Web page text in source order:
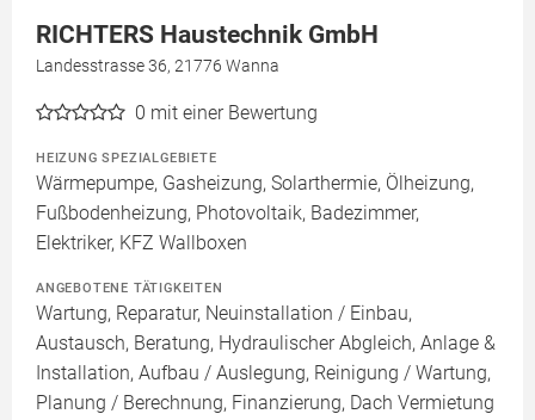
RICHTERS Haustechnik GmbH
Landesstrasse 36, 21776 Wanna
0 mit einer Bewertung
HEIZUNG SPEZIALGEBIETE
Wärmepumpe, Gasheizung, Solarthermie, Ölheizung,
Fußbodenheizung, Photovoltaik, Badezimmer,
Elektriker, KFZ Wallboxen
ANGEBOTENE TÄTIGKEITEN
Wartung, Reparatur, Neuinstallation / Einbau,
Austausch, Beratung, Hydraulischer Abgleich, Anlage &
Installation, Aufbau / Auslegung, Reinigung / Wartung,
Planung / Berechnung, Finanzierung, Dach Vermietung